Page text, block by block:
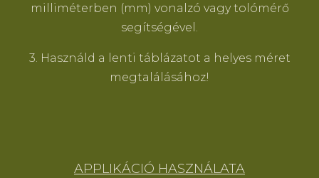
milliméterben (mm) vonalzó vagy tolómérő
segítségével.
3. Használd a lenti táblázatot a helyes méret
megtalálásához!
APPLIKÁCIÓ HASZNÁLATA